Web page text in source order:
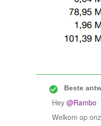
Beste
Hey @Rambo
Welkom op